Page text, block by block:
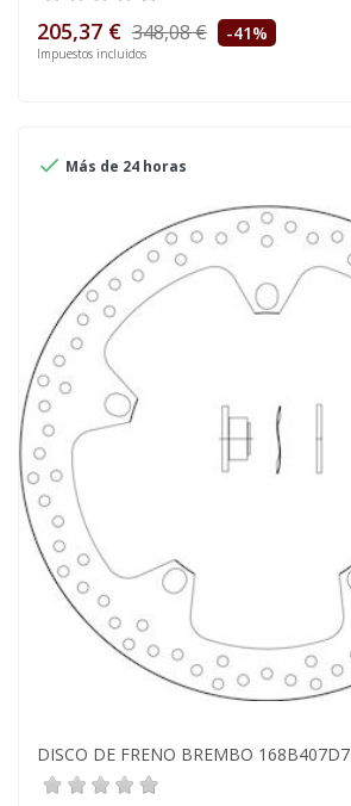
205,37 € 348,08 € -41%
Impuestos incluidos
 Más de 24 horas
DISCO DE FRENO BREMBO 168B407D7